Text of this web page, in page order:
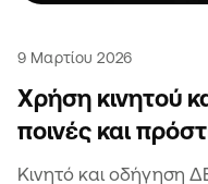
9 Μαρτίου 2026
Χρήση κινητού
ποινές και
Κινητό και οδήγηση